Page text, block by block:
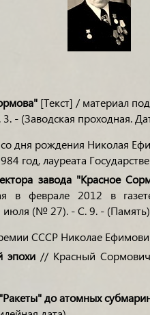
[Текст] / материал
- (Заводская проходная.
со дня рождения Николая
год, лауреата
завода "Красное
в феврале 2012 в
(№ 27). - С. 9. -
СССР Николае
эпохи// Красный
до атомных